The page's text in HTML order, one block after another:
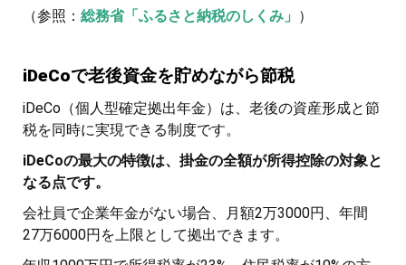
（参照： 総務省「ふるさと納税のしくみ」 ）
iDeCoで老後資金を貯めながら節税
iDeCo（個人型確定拠出年金）は、老後の資産形成と節
税を同時に実現できる制度です。
iDeCoの最大の特徴は、掛金の全額が所得控除の対象と
なる点です。
会社員で企業年金がない場合、月額2万3000円、年間
27万6000円を上限として拠出できます。